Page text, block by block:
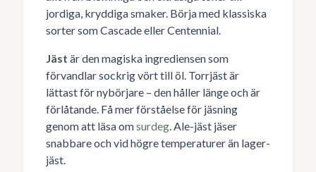
jordiga, kryddiga smaker. Börja med klassiska
sorter som Cascade eller Centennial.
Jäst är den magiska ingrediensen som
förvandlar sockrig vört till öl. Torrjäst är
lättast för nybörjare – den håller länge och är
förlåtande. Få mer förståelse för jäsning
genom att läsa omsurdeg. Ale-jäst jäser
snabbare och vid högre temperaturer än lager-
jäst.